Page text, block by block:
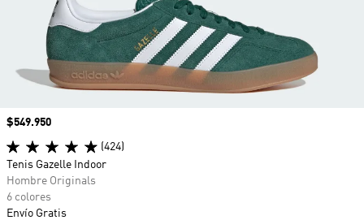
Precio
$549.950
(424)
Tenis Gazelle Indoor
Hombre Originals
6 colores
Envío Gratis